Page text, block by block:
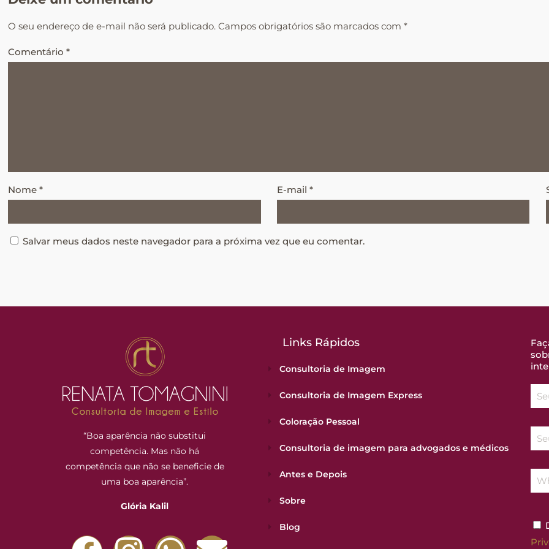
O seu endereço de e-mail não será publicado. Campos obrigatórios são marcados com*
Comentário*
Nome* E-mail*
Salvar meus dados neste navegador para a próxima vez que eu comentar.
“Boa aparência não substitui
competência. Mas não há
competência que não se beneficie de
uma boa aparência”.
Glória Kalil
Links Rápidos
Consultoria de Imagem
Consultoria de Imagem Express
Coloração Pessoal
Consultoria de imagem para advogados e médicos
Antes e Depois
Sobre
Blog